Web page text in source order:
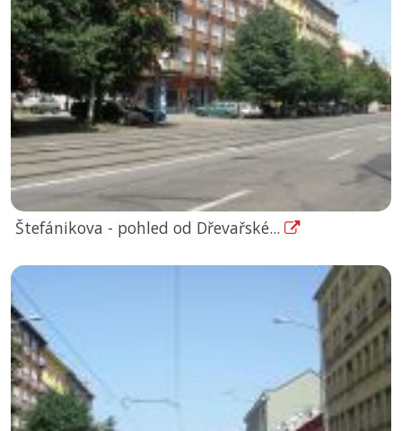
Štefánikova - pohled od Dřevařské...